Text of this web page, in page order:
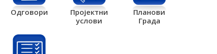
Одговори
Пројектни
услови
Планови
Града